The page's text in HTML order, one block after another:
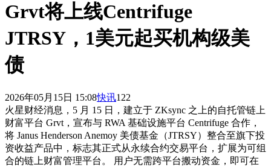
Grvt将上线Centrifuge
JTRSY，1美元起买机构级美
债
2026年05月15日 15:08快讯122
火星财经消息，5 月 15 日，建立于 ZKsync 之上的自托管链上
财富平台 Grvt，宣布与 RWA 基础设施平台 Centrifuge 合作，
将 Janus Henderson Anemoy 美债基金（JTRSY）整合至旗下投
资收益产品中，标志其正式从永续合约交易平台，扩展为可组
合的链上财富管理平台。 用户无需跨平台搬动资金，即可在